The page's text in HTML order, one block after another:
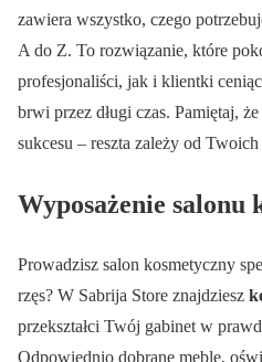
zawiera wszystko, czego
A do Z. To rozwiązanie, które
profesjonaliści, jak i klientki
brwi przez długi czas. Pamiętaj,
sukcesu – reszta zależy od
Wyposażenie salonu
Prowadzisz salon kosmetyczny
rzęs? W Sabrija Store znajdziesz
przekształci Twój gabinet w
Odpowiednio dobrane meble,